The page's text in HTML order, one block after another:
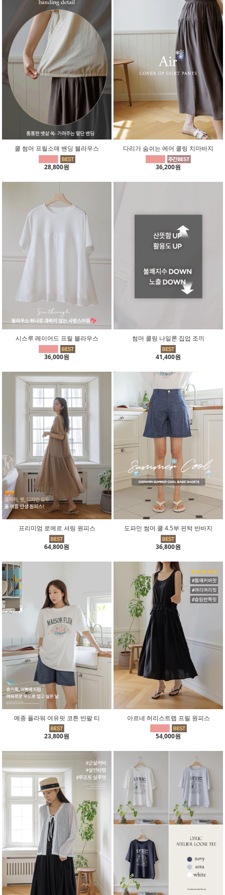
쿨 썸머 프릴소매 밴딩 블라우스
28,800원
다리가 숨쉬는 에어 쿨링 치마바지
36,200원
시스루 레이어드 프릴 블라우스
36,000원
썸머 쿨링 나일론 집업 조끼
41,400원
프리미엄 로에르 셔링 원피스
64,800원
도파민 썸머 쿨 4.5부 핀턱 반바지
36,800원
메종 플라워 여유핏 코튼 반팔 티
23,800원
아르네 허리스트랩 프릴 원피스
54,000원